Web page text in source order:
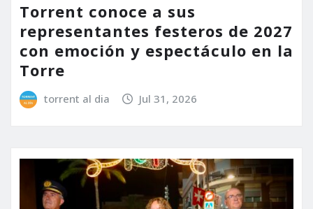
Torrent conoce a sus
representantes festeros de 2027
con emoción y espectáculo en la
Torre
torrent al dia Jul 31, 2026